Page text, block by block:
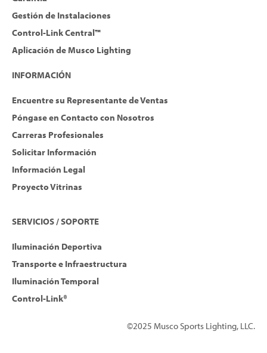
Gestión de Instalaciones
Control-Link Central™
Aplicación de Musco Lighting
INFORMACIÓN
Encuentre su Representante de Ventas
Póngase en Contacto con Nosotros
Carreras Profesionales
Solicitar Información
Información Legal
Proyecto Vitrinas
SERVICIOS / SOPORTE
Iluminación Deportiva
Transporte e Infraestructura
Iluminación Temporal
Control-Link®
©2025 Musco Sports Lighting, LLC.